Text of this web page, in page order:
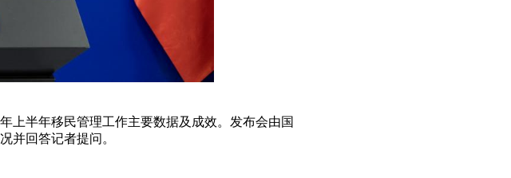
上半年移民管理工作主要数据及成效。发布会由国
并回答记者提问。